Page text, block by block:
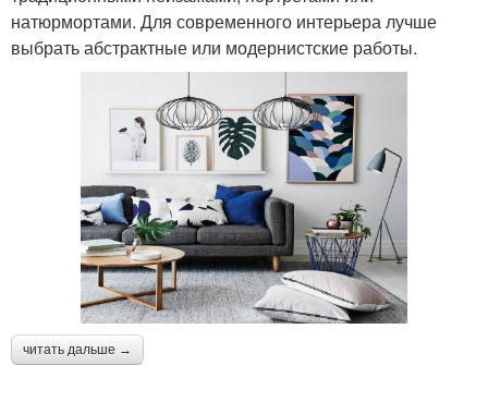
натюрмортами. Для современного интерьера лучше
выбрать абстрактные или модернистские работы.
читать дальше →